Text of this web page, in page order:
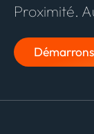
Proximité.